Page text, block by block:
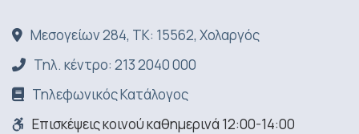
Μεσογείων 284, ΤΚ: 15562, Χολαργός
Τηλ. κέντρο: 213 2040 000
Τηλεφωνικός Κατάλογος
Επισκέψεις κοινού καθημερινά 12:00-14:00